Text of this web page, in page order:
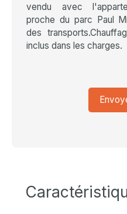
vendu avec
proche du parc Paul
des
inclus dans les charges.